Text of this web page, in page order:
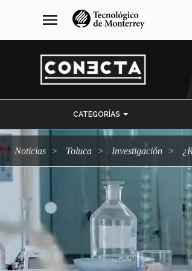
navegación
principal
menu
CATEGORÍAS
Noticias Toluca Investigación